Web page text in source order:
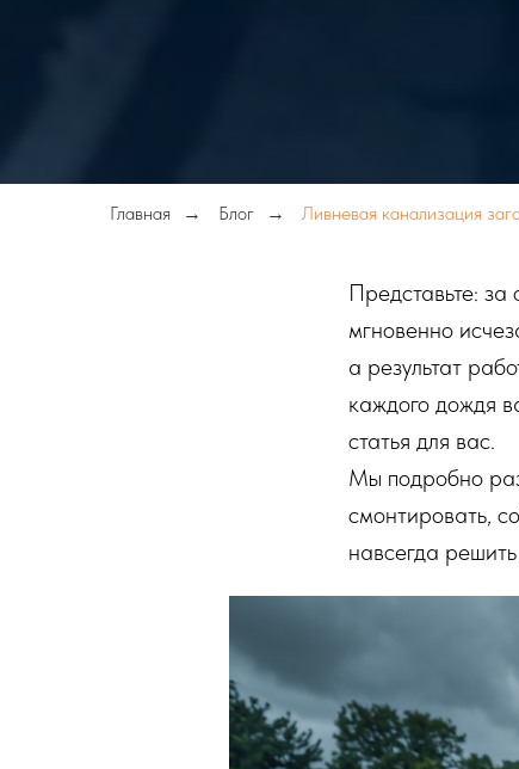
Главная → Блог → Ливневая канализация
Представьте:
мгновенно
а результат
каждого дождя
статья для вас.
Мы подробно
смонтировать,
навсегда